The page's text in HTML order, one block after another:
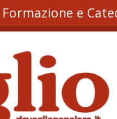
Formazione e